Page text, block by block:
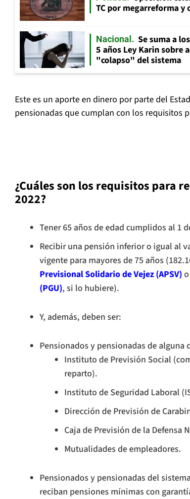
TC por megarreforma
Nacional
Se suma a
5 años Ley Karin sobre
"colapso" del sistema
Este es un aporte en dinero por parte del
pensionadas que cumplan con los requisitos
¿Cuáles son los requisitos para
2022?
Tener 65 años de edad cumplidos al 1
Recibir una pensión inferior o igual al
vigente para mayores de 75 años
Previsional Solidario de Vejez (APSV) o
(PGU), si lo hubiere).
Y, además, deben ser:
Pensionados y pensionadas de
Instituto de Previsión Social
reparto).
Instituto de Seguridad Laboral
Dirección de Previsión de
Caja de Previsión de la Defensa
Mutualidades de empleadores.
Pensionados y pensionadas del
reciban pensiones mínimas con